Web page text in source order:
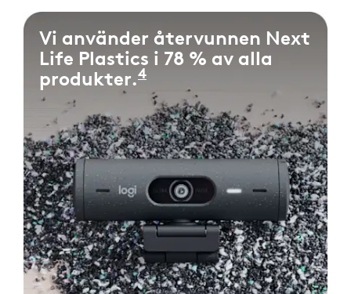
Vi använder återvunnen Next
Life Plastics i 78 % av alla
produkter.4